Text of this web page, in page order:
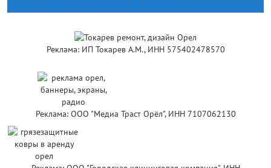
Реклама: ИП Токарев А.М., ИНН 575402478570
Реклама: ООО "Медиа Траст Орёл", ИНН 7107062130